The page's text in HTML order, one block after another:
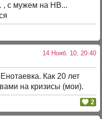
, с мужем на НВ...
14 Нояб. 10, 20:40
Как 20 лет
на кризисы (мои).
2